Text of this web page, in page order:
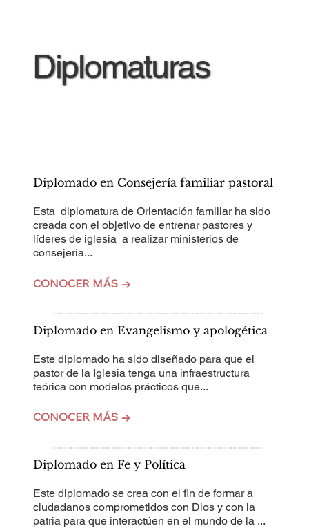
Diplomaturas
Diplomado en Consejería familiar pastoral
Esta diplomatura de Orientación familiar ha sido
creada con el objetivo de entrenar pastores y
líderes de iglesia a realizar ministerios de
consejería...
CONOCER MÁS →
Diplomado en Evangelismo y apologética
Este diplomado ha sido diseñado para que el
pastor de la Iglesia tenga una infraestructura
teórica con modelos prácticos que...
CONOCER MÁS →
Diplomado en Fe y Política
Este diplomado se crea con el fin de formar a
ciudadanos comprometidos con Dios y con la
patria para que interactúen en el mundo de la ...